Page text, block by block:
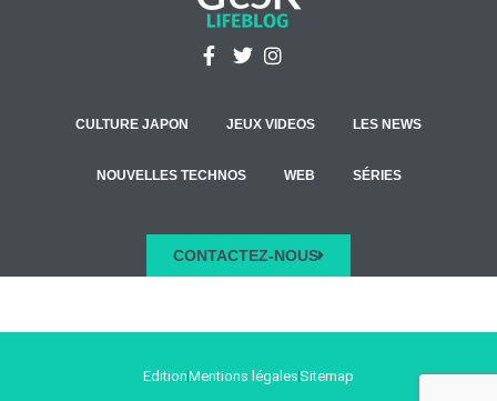
CULTURE JAPON JEUX VIDEOS LES NEWS
NOUVELLES TECHNOS WEB SÉRIES
CONTACTEZ-NOUS
EditionMentions légalesSitemap